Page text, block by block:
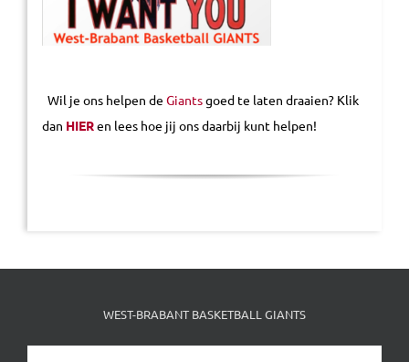
Wil je ons helpen de Giantsgoed te laten draaien? Klik
dan HIERen lees hoe jij ons daarbij kunt helpen!
WEST-BRABANT BASKETBALL GIANTS